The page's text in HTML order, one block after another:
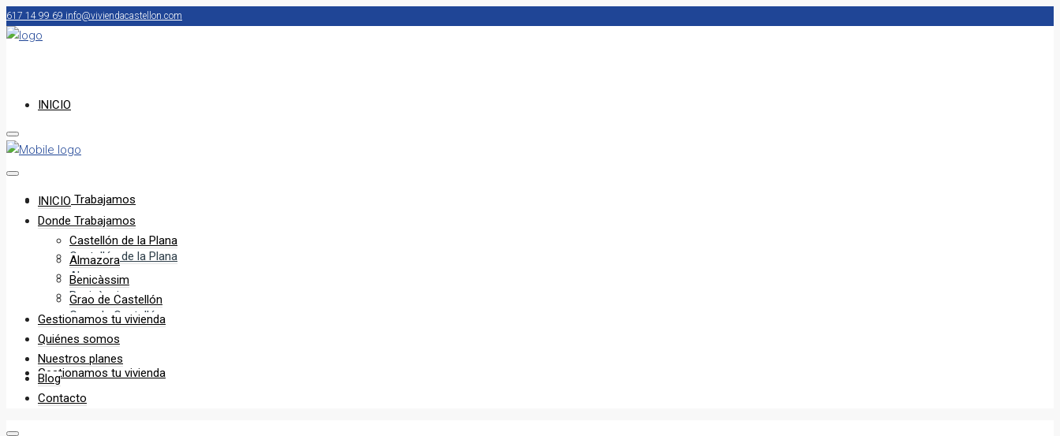
617 14 99 69 info@viviendacastellon.com
INICIO
Donde Trabajamos
Castellón de la Plana
Almazora
Benicàssim
Grao de Castellón
Gestionamos tu vivienda
INICIO
Donde Trabajamos
Castellón de la Plana
Almazora
Benicàssim
Grao de Castellón
Gestionamos tu vivienda
Quiénes somos
Nuestros planes
Blog
Contacto